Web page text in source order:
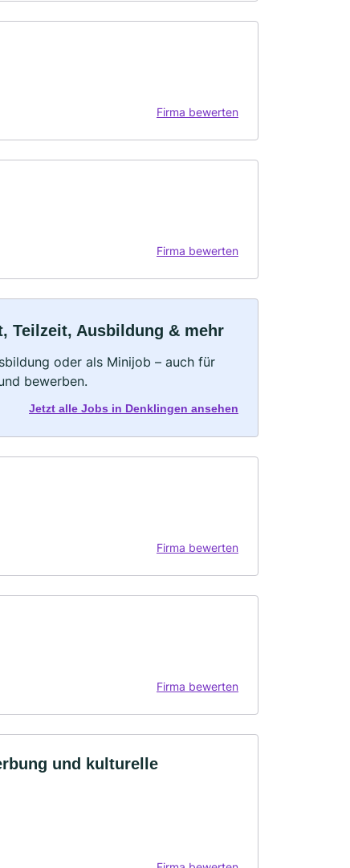
Firma bewerten
Firma bewerten
Teilzeit, Ausbildung & mehr
oder als Minijob – auch für
bewerben.
Jetzt alle Jobs in Denklingen ansehen
Firma bewerten
Firma bewerten
und kulturelle